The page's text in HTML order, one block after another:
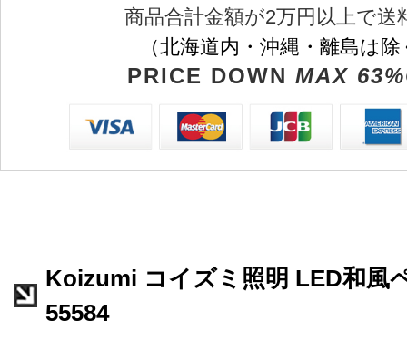
商品合計金額が2万円以上で送
（北海道内・沖縄・離島は
PRICE DOWN MAX
Koizumi コイズミ照明 LED和風
55584